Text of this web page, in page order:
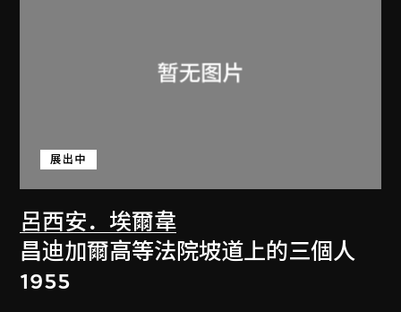
呂西安．埃爾韋
展出中
昌迪加爾高等法院坡道上的三個人
1955